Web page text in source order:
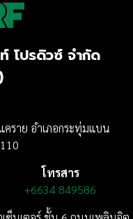
โปรดิวซ์ จำกัด
ราย อำเภอกระทุ่มแบน
โทรสาร
+6634 849586